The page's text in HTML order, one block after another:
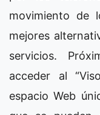
movimiento de
mejores
servicios.
acceder al
espacio Web